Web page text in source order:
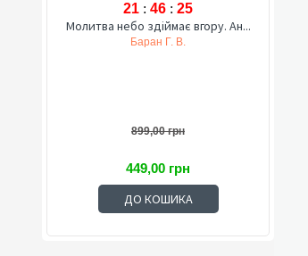
21 : 46 : 24
Молитва небо здіймає вгору. Ан...
Баран Г. В.
899,00 грн
449,00 грн
ДО КОШИКА